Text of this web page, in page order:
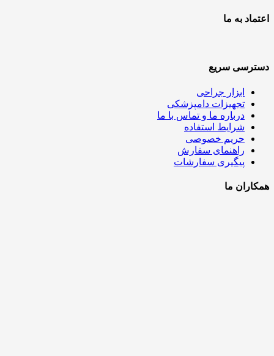
اعتماد به ما
دسترسی سریع
ابزار جراحی
تجهیزات دامپزشکی
درباره ما و تماس با ما
شرایط استفاده
حریم خصوصی
راهنمای سفارش
پیگیری سفارشات
همکاران ما